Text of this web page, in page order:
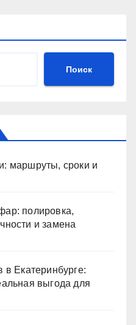
Поиск
маршруты, сроки и
полировка,
и замена
в Екатеринбурге:
выгода для